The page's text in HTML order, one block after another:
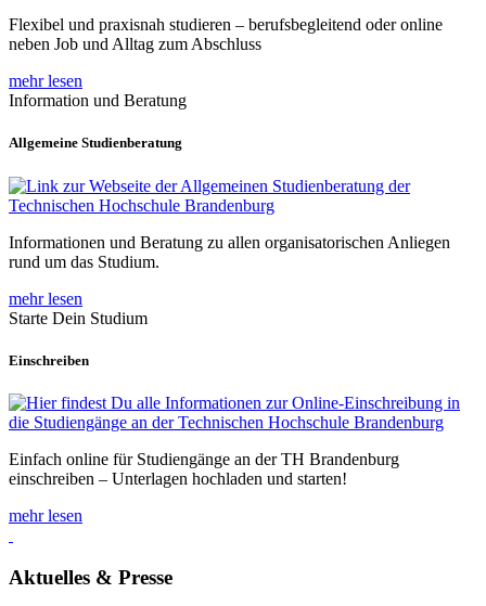
Flexibel und praxisnah studieren – berufsbegleitend oder online
neben Job und Alltag zum Abschluss
mehr lesen
Information und Beratung
Allgemeine Studienberatung
Informationen und Beratung zu allen organisatorischen Anliegen
rund um das Studium.
mehr lesen
Starte Dein Studium
Einschreiben
Einfach online für Studiengänge an der TH Brandenburg
einschreiben – Unterlagen hochladen und starten!
mehr lesen
Aktuelles & Presse